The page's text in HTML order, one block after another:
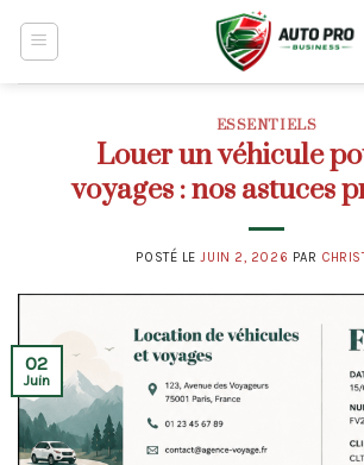
ESSENTIELS
Louer un véhicule
voyages : nos astuces
POSTÉ LEJUIN 2, 2026 PAR
02
Juin